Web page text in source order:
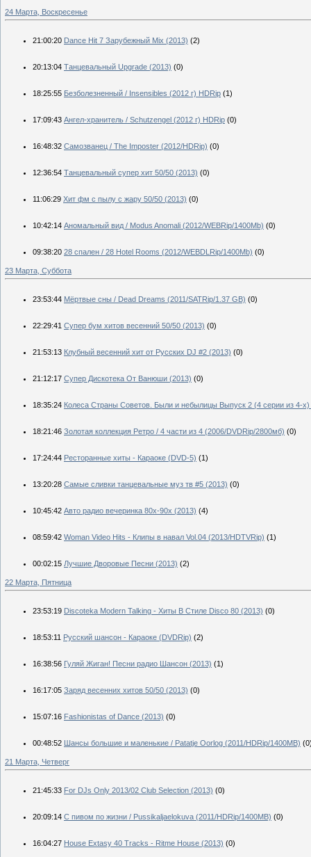
24 Марта, Воскресенье
21:00:20 Dance Hit 7 Зарубежный Mix (2013) (2)
20:13:04 Танцевальный Upgrade (2013) (0)
18:25:55 Безболезненный / Insensibles (2012 г) HDRip (1)
17:09:43 Ангел-хранитель / Schutzengel (2012 г) HDRip (0)
16:48:32 Самозванец / The Imposter (2012/HDRip) (0)
12:36:54 Танцевальный супер хит 50/50 (2013) (0)
11:06:29 Хит фм с пылу с жару 50/50 (2013) (0)
10:42:14 Аномальный вид / Modus Anomali (2012/WEBRip/1400Mb) (0)
09:38:20 28 спален / 28 Hotel Rooms (2012/WEBDLRip/1400Mb) (0)
23 Марта, Суббота
23:53:44 Мёртвые сны / Dead Dreams (2011/SATRip/1.37 GB) (0)
22:29:41 Супер бум хитов весенний 50/50 (2013) (0)
21:53:13 Клубный весенний хит от Русских DJ #2 (2013) (0)
21:12:17 Супер Дискотека От Ванюши (2013) (0)
18:35:24 Колеса Страны Советов. Были и небылицы Выпуск 2 (4 серии из 4-х)
18:21:46 Золотая коллекция Ретро / 4 части из 4 (2006/DVDRip/2800мб) (0)
17:24:44 Ресторанные хиты - Караоке (DVD-5) (1)
13:20:28 Самые сливки танцевальные муз тв #5 (2013) (0)
10:45:42 Авто радио вечеринка 80x-90x (2013) (4)
08:59:42 Woman Video Hits - Клипы в навал Vol.04 (2013/HDTVRip) (1)
00:02:15 Лучшие Дворовые Песни (2013) (2)
22 Марта, Пятница
23:53:19 Discoteka Modern Talking - Хиты В Стиле Disco 80 (2013) (0)
18:53:11 Русский шансон - Караоке (DVDRip) (2)
16:38:56 Гуляй Жиган! Песни радио Шансон (2013) (1)
16:17:05 Заряд весенних хитов 50/50 (2013) (0)
15:07:16 Fashionistas of Dance (2013) (0)
00:48:52 Шансы большие и маленькие / Patatje Oorlog (2011/HDRip/1400MB)
21 Марта, Четверг
21:45:33 For DJs Only 2013/02 Club Selection (2013) (0)
20:09:14 С пивом по жизни / Pussikaljaelokuva (2011/HDRip/1400MB) (0)
16:04:27 House Extasy 40 Tracks - Ritme House (2013) (0)